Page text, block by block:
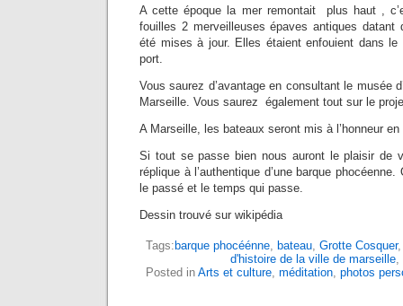
A cette époque la mer remontait plus haut ,
fouilles 2 merveilleuses épaves antiques datant
été mises à jour. Elles étaient enfouient dans
port.
Vous saurez d’avantage en consultant le musée
Marseille. Vous saurez également tout sur le
A Marseille, les bateaux seront mis à l’honneur en
Si tout se passe bien nous auront le plaisir de
réplique à l’authentique d’une barque
le passé et le temps qui passe.
Dessin trouvé sur wikipédia
Tags: barque phocéénne, bateau, Grotte Cosquer
d'histoire de la ville de marseille,
Posted in Arts et culture, méditation, photos